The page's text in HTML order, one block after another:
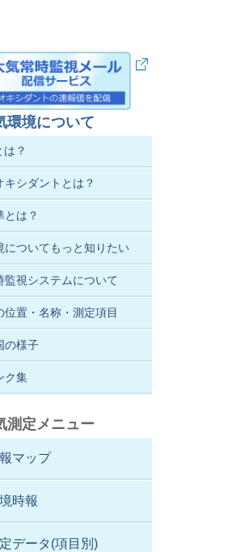
環境について
は？
キシダントとは？
とは？
についてもっと知りたい
監視システムについて
位置・名称・測定項目
の様子
ク集
測定メニュー
マップ
時報
データ(項目別)